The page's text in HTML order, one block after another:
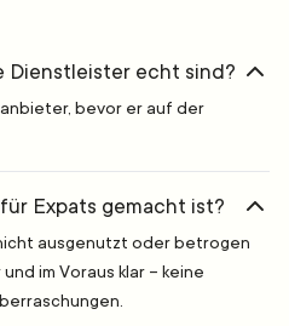
Dienstleister echt sind?
bevor er auf der
Expats gemacht ist?
ausgenutzt oder betrogen
im Voraus klar – keine